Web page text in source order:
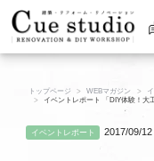
トップページ WEBマガジン
イベントレポート 「DIY体験！大
イベントレポート 2017/09/12